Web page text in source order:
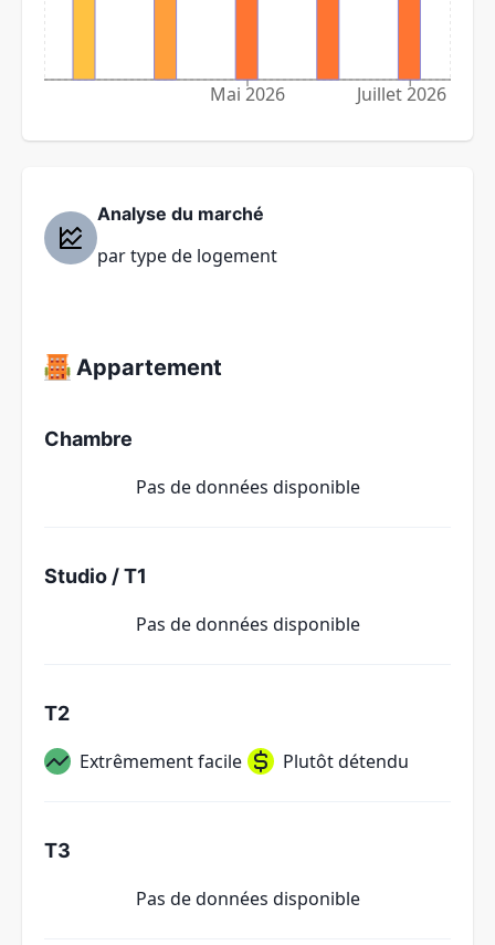
Mai 2026 Juillet 2026
Analyse du marché
par type de logement
Appartement
Chambre
Pas de données disponible
Studio / T1
Pas de données disponible
T2
Extrêmement facile Plutôt détendu
T3
Pas de données disponible